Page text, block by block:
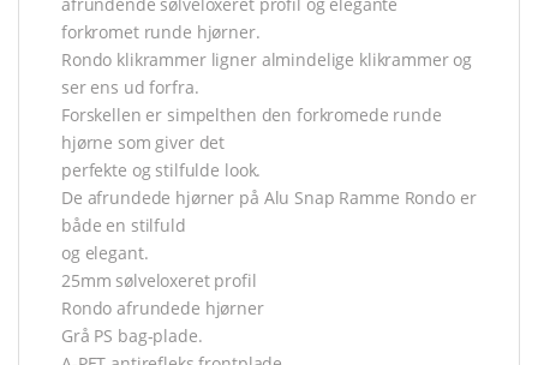
forkromet runde hjørner.
Rondo klikrammer ligner almindelige klikrammer og
ser ens ud forfra.
Forskellen er simpelthen den forkromede runde
hjørne som giver det
perfekte og stilfulde look.
De afrundede hjørner på Alu Snap Ramme Rondo er
både en stilfuld
og elegant.
25mm sølveloxeret profil
Rondo afrundede hjørner
Grå PS bag-plade.